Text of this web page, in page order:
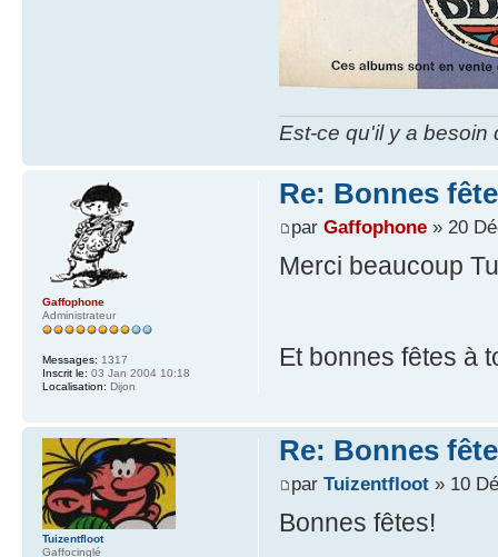
Est-ce qu'il y a besoin
Re: Bonnes
par Gaffophone» 20
Merci beaucoup
Et bonnes fêtes à
Gaffophone
Administrateur
Messages: 1317
Inscrit le: 03 Jan 2004 10:18
Localisation: Dijon
Re: Bonnes
par Tuizentfloot» 10
Bonnes fêtes!
Tuizentfloot
Gaffocinglé